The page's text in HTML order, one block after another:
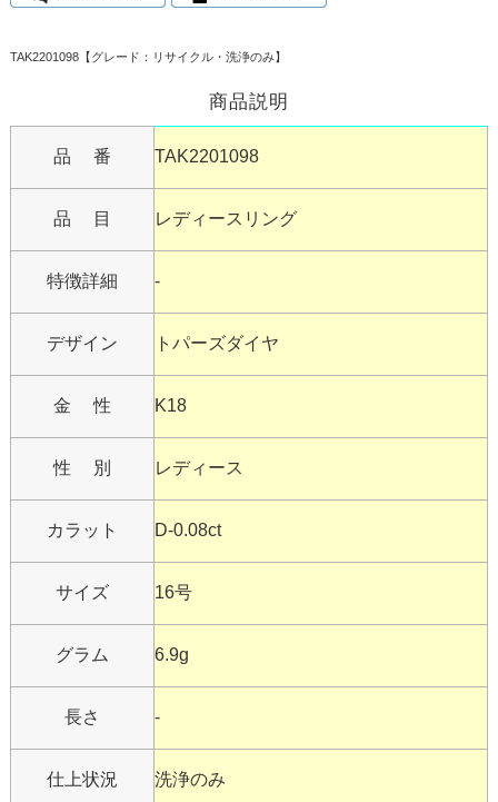
TAK2201098【グレード：リサイクル・洗浄のみ】
商品説明
品 番 TAK2201098
品 目 レディースリング
特徴詳細 -
デザイン トパーズダイヤ
金 性 K18
性 別 レディース
カラット D-0.08ct
サイズ 16号
グラム 6.9g
長さ -
仕上状況 洗浄のみ